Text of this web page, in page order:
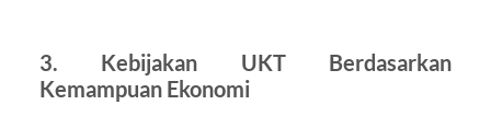
3. Kebijakan UKT Berdasarkan
Kemampuan Ekonomi